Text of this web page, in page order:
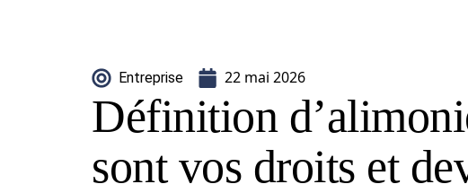
Entreprise 22 mai 2026
Définition
sont vos droits et